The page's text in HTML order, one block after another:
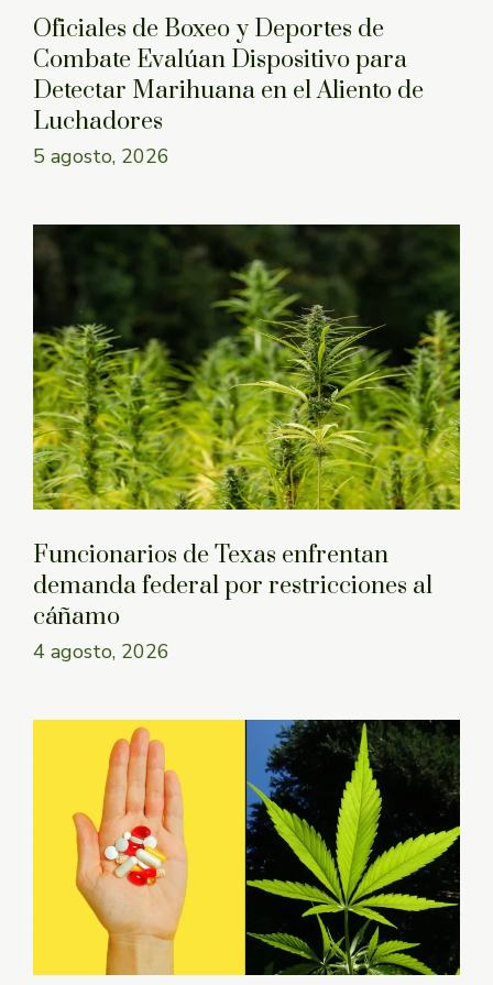
Oficiales de Boxeo y Deportes de
Combate Evalúan Dispositivo para
Detectar Marihuana en el Aliento de
Luchadores
5 agosto, 2026
Funcionarios de Texas enfrentan
demanda federal por restricciones al
cáñamo
4 agosto, 2026